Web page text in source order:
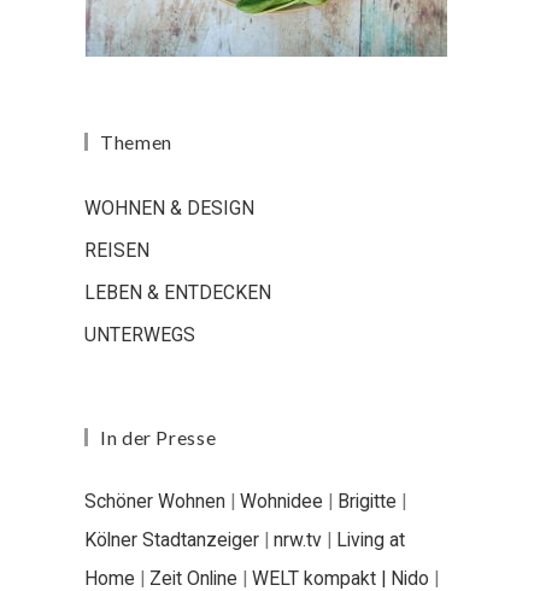
Themen
WOHNEN & DESIGN
REISEN
LEBEN & ENTDECKEN
UNTERWEGS
In der Presse
Schöner Wohnen | Wohnidee | Brigitte |
Kölner Stadtanzeiger | nrw.tv | Living at
Home | Zeit Online | WELT kompakt | Nido |